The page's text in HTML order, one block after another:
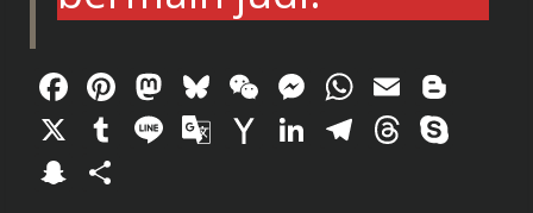
Facebook
Pinterest
Mastodon
Bluesky
WeChat
Messenger
Email
X
Tumblr
LineGoogle
YahooLinkedIn
Telegram
Snapchat